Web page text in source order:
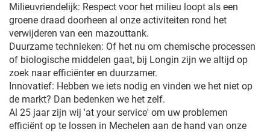
Milieuvriendelijk: Respect voor het milieu loopt als een
groene draad doorheen al onze activiteiten rond het
verwijderen van een mazouttank.
Duurzame technieken: Of het nu om chemische processen
of biologische middelen gaat, bij Longin zijn we altijd op
zoek naar efficiënter en duurzamer.
Innovatief: Hebben we iets nodig en vinden we het niet op
de markt? Dan bedenken we het zelf.
Al 25 jaar zijn wij 'at your service' om uw problemen
efficiënt op te lossen in Mechelen aan de hand van onze